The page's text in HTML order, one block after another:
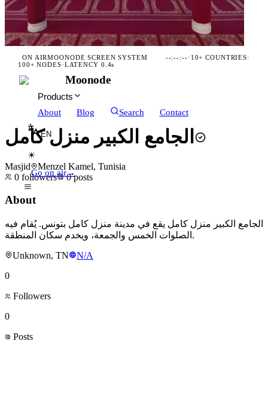
ON AIRMOONODE SCREEN SYSTEM --:--:--· 10+ COUNTRIES·
100+ NODES·LATENCY 0.4s
Moonode
Products
About
Blog Search Contact
EN
☀
Go on air→
الجامع الكبير منزل كامل
Masjid
Menzel Kamel, Tunisia
0 followers 0 posts
About
الجامع الكبير منزل كامل يقع في مدينة منزل كامل بتونس. يُقام فيه
الصلوات الخمس والجمعة، ويخدم سكان المنطقة.
Unknown, TN
N/A
0
Followers
0
Posts